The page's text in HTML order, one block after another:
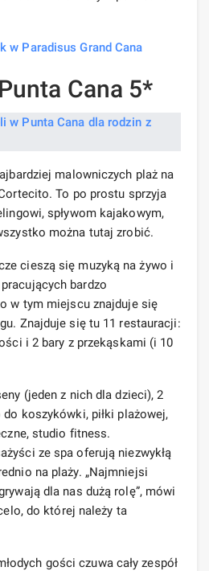
w Paradisus Grand Cana
Cana 5*
malowniczych plaż na
To po prostu sprzyja
spływom kajakowym,
można tutaj zrobić.
cieszą się muzyką na żywo i
bardzo
w tym miejscu znajduje się
Znajduje się tu 11 restauracji:
i 2 bary z przekąskami (i 10
(jeden z nich dla dzieci), 2
koszykówki, piłki plażowej,
studio fitness.
ze spa oferują niezwykłą
na plaży. „Najmniejsi
dla nas dużą rolę”, mówi
do której należy ta
gości czuwa cały zespół